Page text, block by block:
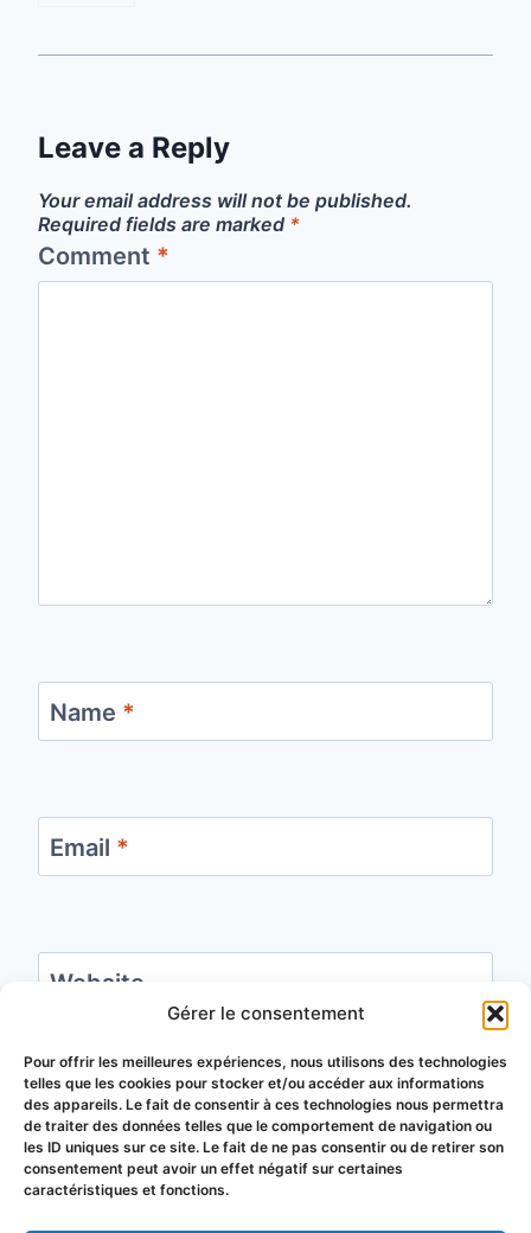
Gérer le consentement
Pour offrir les meilleures expériences, nous utilisons des technologies
telles que les cookies pour stocker et/ou accéder aux informations
des appareils. Le fait de consentir à ces technologies nous permettra
de traiter des données telles que le comportement de navigation ou
les ID uniques sur ce site. Le fait de ne pas consentir ou de retirer son
consentement peut avoir un effet négatif sur certaines
caractéristiques et fonctions.
Leave a Reply
Your email address will not be published.
Required fields are marked *
Comment *
Name *
Email *
Website
Save my name, email, and website in this
browser for the next time I comment.